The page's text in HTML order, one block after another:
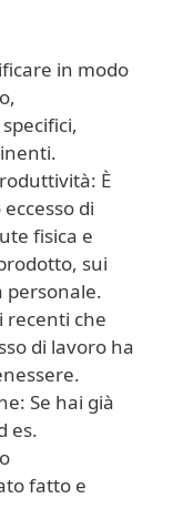
in modo
È
di
fisica e
sui
personale.
recenti che
di lavoro ha
Se hai già
es.
fatto e